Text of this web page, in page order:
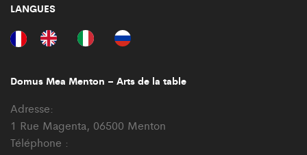
LANGUES
Domus Mea Menton – Arts de la table
Adresse:
1 Rue Magenta, 06500 Menton
Téléphone :